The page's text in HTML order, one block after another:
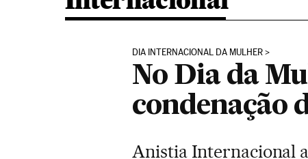
DIA INTERNACIONAL DA MULHER
No Dia da
condenação
Anistia Internacional